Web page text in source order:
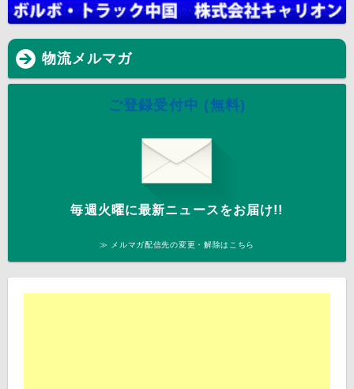
物流メルマガ
ご登録受付中 (無料)
毎週火曜に最新ニュースをお届け!!
≫ メルマガ配信先の変更・解除はこちら